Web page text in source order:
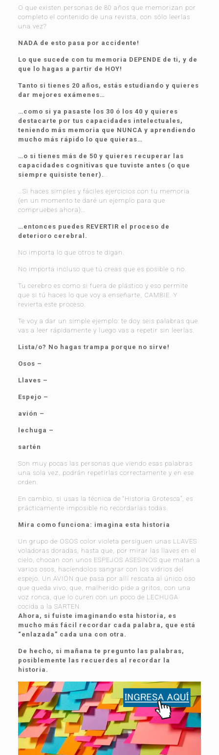
O que existen personas de 80 años que memorizan por
completo el contenido de una revista, con sólo leerlas
una vez?
NADA de esto pasa por accidente!
Lo que sucede con tu memoria DEPENDE de ti, y de
que lo hagas a partir de HOY!
Tanto si tienes 20 años, estás estudiando y quieres
dar mejores exámenes…
…como si ya pasaste los 30 ó los 40 y quieres
destacarte por tus capacidades intelectuales,
teniendo más memoria que NUNCA y aprendiendo
mucho más rápido lo que quieras…
…o si tienes más de 50 y quieres recuperar las
capacidades cognitivas que tuviste antes (o que
siempre quisiste tener).
…Si haces simples y fáciles ejercicios con tu memoria
(en un momento te daré un ejemplo para que
compruebes ahora)…
…entonces puedes REVERTIR el proceso de
deterioro cerebral.
No importa lo que otros te digan.
No importa incluso que tú creas que es posible o no.
Tu cerebro es como si fuera de plástico y eso permite
que si tú haces lo que voy a enseñarte, CAMBIE. Y
revierta este proceso.
Te voy a dar un simple ejemplo: te doy seis palabras que
vas a leer rápidamente y luego vas a repetir sin leerlas.
Lista/o? No hagas trampa porque no sirve!
Osos –
Llaves –
Espejo –
avión –
lechuga –
sartén
Son muy pocas las personas que viendo esas palabras
una sola vez, podrán repetirlas correctamente y en ese
orden.
En cambio, si usas la técnica de “Historia Grotesca”, es
prácticamente imposible no recordarlas todas.
Mira como funciona: imagina esta historia
Un grupo de OSOS color violeta persiguen unas LLAVES
voladoras doradas, hasta que, por mirar las llaves en el
cielo, chocan con unos ESPEJOS ASESINOS que matan a
varios osos, hacíendolos sangrar con los vidrios del
espejo. Un AVIÓN que pasa por allí rescata al único oso
que queda vivo, que, malherido pide a gritos, con una
voz ronca, que lo curen con un poco de LECHUGA
cocida a la SARTEN.
Ahora, si fuiste imaginando esta historia, es
mucho más fácil recordar cada palabra, que está
“enlazada” cada una con otra.
De hecho, si mañana te pregunto las palabras,
posiblemente las recuerdes al recordar la
historia.